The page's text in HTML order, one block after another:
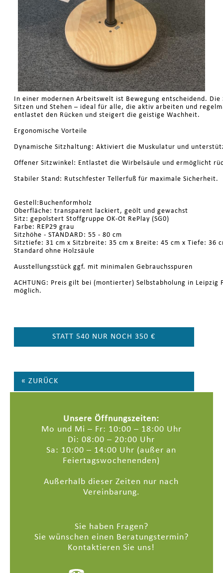
In einer modernen Arbeitswelt ist Bewegung entscheidend.
Sitzen und Stehen – ideal für alle, die aktiv arbeiten und
entlastet den Rücken und steigert die geistige Wachheit.
Ergonomische Vorteile
Dynamische Sitzhaltung: Aktiviert die Muskulatur und
Offener Sitzwinkel: Entlastet die Wirbelsäule und ermöglicht
Stabiler Stand: Rutschfester Tellerfuß für maximale Sicherheit.
Gestell:Buchenformholz
Oberfläche: transparent lackiert, geölt und gewachst
Sitz: gepolstert Stoffgruppe OK-Ot RePlay (SG0)
Farbe: REP29 grau
Sitzhöhe - STANDARD: 55 - 80 cm
Sitztiefe: 31 cm x Sitzbreite: 35 cm x Breite: 45 cm x Tiefe: 36
Standard ohne Holzsäule
Ausstellungsstück ggf. mit minimalen Gebrauchsspuren
ACHTUNG: Preis gilt bei (montierter) Selbstabholung in
möglich.
STATT 540 NUR NOCH 350 €
« ZURÜCK
Unsere Öffnungszeiten:
Mo und Mi – Fr: 10:00 – 18:00 Uhr
Di: 08:00 – 20:00 Uhr
Sa: 10:00 – 14:00 Uhr (außer an
Feiertagswochenenden)
Außerhalb dieser Zeiten nur nach
Vereinbarung.
Sie haben Fragen?
Sie wünschen einen Beratungstermin?
Kontaktieren Sie uns!